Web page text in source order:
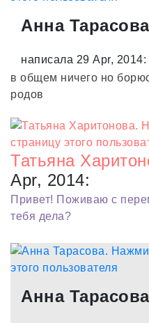
Анна Тарасова
написала 29 Apr, 2014:
в общем ничего но
родов
Татьяна
Apr, 2014:
Привет! Поживаю с
тебя дела?
Анна Тарасова